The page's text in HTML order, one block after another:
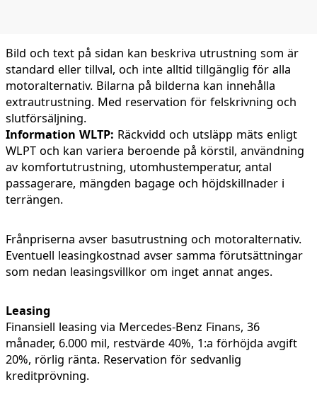
Bild och text på sidan kan beskriva utrustning som är
standard eller tillval, och inte alltid tillgänglig för alla
motoralternativ. Bilarna på bilderna kan innehålla
extrautrustning. Med reservation för felskrivning och
slutförsäljning.
Information WLTP: Räckvidd och utsläpp mäts enligt
WLPT och kan variera beroende på körstil, användning
av komfortutrustning, utomhustemperatur, antal
passagerare, mängden bagage och höjdskillnader i
terrängen.
Frånpriserna avser basutrustning och motoralternativ.
Eventuell leasingkostnad avser samma förutsättningar
som nedan leasingsvillkor om inget annat anges.
Leasing
Finansiell leasing via Mercedes-Benz Finans, 36
månader, 6.000 mil, restvärde 40%, 1:a förhöjda avgift
20%, rörlig ränta. Reservation för sedvanlig
kreditprövning.